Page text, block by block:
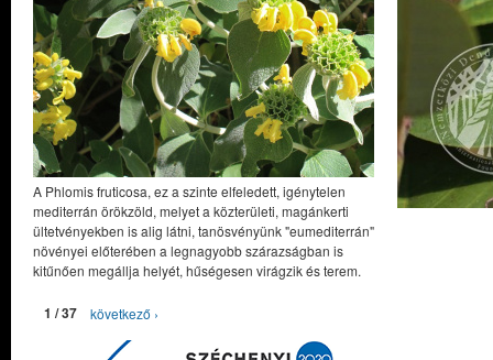
A Phlomis fruticosa, ez a szinte elfeledett, igénytelen
mediterrán örökzöld, melyet a közterületi, magánkerti
ültetvényekben is alig látni, tanösvényünk "eumediterrán"
növényei előterében a legnagyobb szárazságban is
kitűnően megállja helyét, hűségesen virágzik és terem.
1 / 37 következő ›